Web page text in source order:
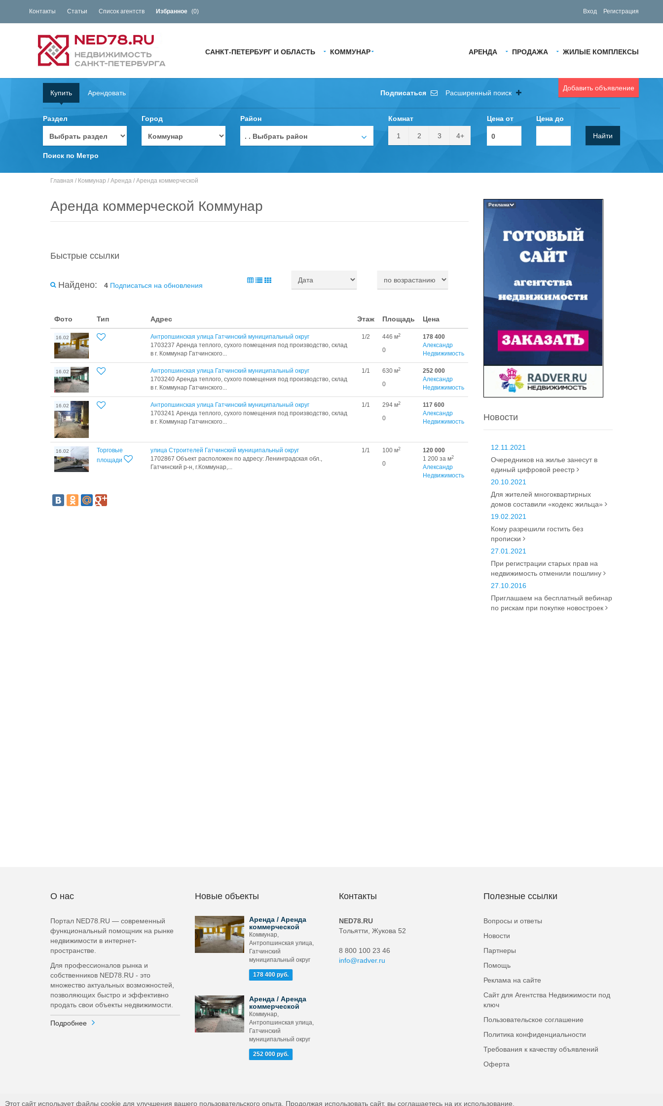
Контакты Статьи Список агентств Избранное (0) Вход Регистрация
АРЕНДА ПРОДАЖА ЖИЛЫЕ КОМПЛЕКСЫ
САНКТ-ПЕТЕРБУРГ И ОБЛАСТЬ КОММУНАР
Добавить объявление
Купить Арендовать Подписаться Расширенный поиск
Раздел Город Район
. . Выбрать район
Комнат
1 2 3 4+
Цена от Цена до
Найти
Поиск по Метро
Главная / Коммунар / Аренда / Аренда коммерческой
Аренда коммерческой Коммунар
Быстрые ссылки
Найдено: 4 Подписаться на обновления
Фото Тип Адрес Этаж Площадь Цена
16.02
Антропшинская улица Гатчинский муниципальный округ
1703237 Аренда теплого, сухого помещения под производство, склад
в г. Коммунар Гатчинского...
1/2 446 м2
0
178 400
Александр
Недвижимость
16.02
Антропшинская улица Гатчинский муниципальный округ
1703240 Аренда теплого, сухого помещения под производство, склад
в г. Коммунар Гатчинского...
1/1 630 м2
0
252 000
Александр
Недвижимость
16.02
Антропшинская улица Гатчинский муниципальный округ
1703241 Аренда теплого, сухого помещения под производство, склад
в г. Коммунар Гатчинского...
1/1 294 м2
0
117 600
Александр
Недвижимость
16.02
Торговые
площади
улица Строителей Гатчинский муниципальный округ
1702867 Объект расположен по адресу: Ленинградская обл.,
Гатчинский р-н, г.Коммунар,...
1/1 100 м2
0
120 000
1 200 за м2
Александр
Недвижимость
Реклама
Новости
12.11.2021
Очередников на жилье занесут в
единый цифровой реестр
20.10.2021
Для жителей многоквартирных
домов составили «кодекс жильца»
19.02.2021
Кому разрешили гостить без
прописки
27.01.2021
При регистрации старых прав на
недвижимость отменили пошлину
27.10.2016
Приглашаем на бесплатный вебинар
по рискам при покупке новостроек
О нас
Портал NED78.RU — современный
функциональный помощник на рынке
недвижимости в интернет-
пространстве.
Для профессионалов рынка и
собственников NED78.RU - это
множество актуальных возможностей,
позволяющих быстро и эффективно
продать свои объекты недвижимости.
Подробнее
Новые объекты
Аренда / Аренда
коммерческой
Коммунар,
Антропшинская улица,
Гатчинский
муниципальный округ
178 400 руб.
Аренда / Аренда
коммерческой
Коммунар,
Антропшинская улица,
Гатчинский
муниципальный округ
252 000 руб.
Контакты
NED78.RU
Тольятти, Жукова 52
8 800 100 23 46
info@radver.ru
Полезные ссылки
Вопросы и ответы
Новости
Партнеры
Помощь
Реклама на сайте
Сайт для Агентства Недвижимости под
ключ
Пользовательское соглашение
Политика конфиденциальности
Требования к качеству объявлений
Оферта
Этот сайт использует файлы cookie для улучшения вашего пользовательского опыта. Продолжая использовать сайт, вы соглашаетесь на их использование.